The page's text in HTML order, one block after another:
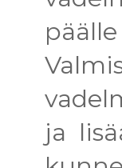
ja